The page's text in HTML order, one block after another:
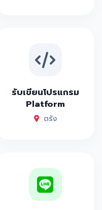
รับเขียนโปรแกรม
Platform
ตรัง